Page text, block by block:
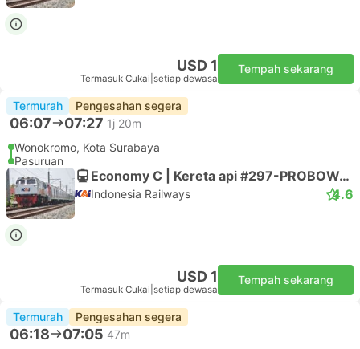
USD 1
Termasuk Cukai setiap dewasa
Tempah sekarang
Termurah Pengesahan segera
06:07 07:27 1j 20m
Wonokromo, Kota Surabaya
Pasuruan
Economy C | Kereta api #297-PROBOWANGI
Indonesia Railways 4.6
USD 1
Termasuk Cukai setiap dewasa
Tempah sekarang
Termurah Pengesahan segera
06:18 07:05 47m